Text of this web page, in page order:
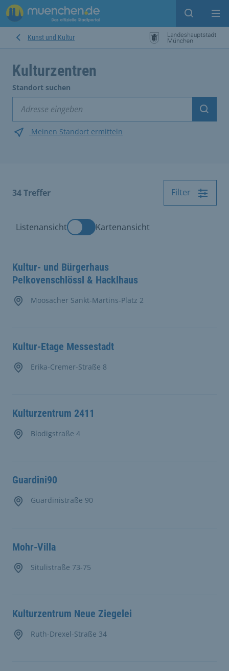
Suche
Kunst und Kultur
Kulturzentren
Standort suchen
Meinen Standort ermitteln
34Treffer Filter
Listenansicht Kartenansicht
Kultur- und Bürgerhaus
Pelkovenschlössl & Hacklhaus
Moosacher Sankt-Martins-Platz 2
Kultur-Etage Messestadt
Erika-Cremer-Straße 8
Kulturzentrum 2411
Blodigstraße 4
Guardini90
Guardinistraße 90
Mohr-Villa
Situlistraße 73-75
Kulturzentrum Neue Ziegelei
Ruth-Drexel-Straße 34